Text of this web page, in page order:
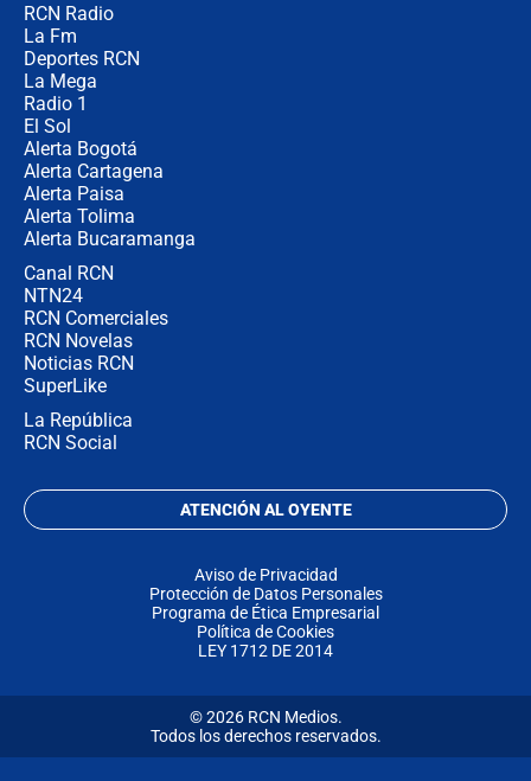
RCN Radio
La Fm
Deportes RCN
La Mega
Radio 1
El Sol
Alerta Bogotá
Alerta Cartagena
Alerta Paisa
Alerta Tolima
Alerta Bucaramanga
Canal RCN
NTN24
RCN Comerciales
RCN Novelas
Noticias RCN
SuperLike
La República
RCN Social
ATENCIÓN AL OYENTE
Aviso de Privacidad
Protección de Datos Personales
Programa de Ética Empresarial
Política de Cookies
LEY 1712 DE 2014
© 2026 RCN Medios.
Todos los derechos reservados.